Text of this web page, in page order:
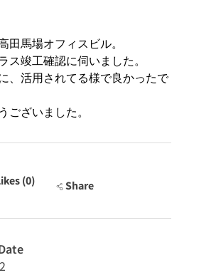
田馬場オフィスビル。
ス竣工確認に伺いました。
、活用されてる様で良かったで
ございました。
(0) Share